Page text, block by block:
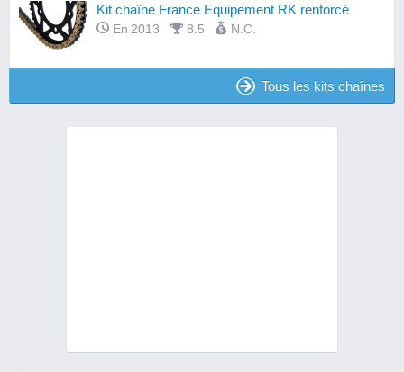
Kit chaîne France Equipement RK renforcé
En 2013 8.5 N.C.
Tous les kits chaînes